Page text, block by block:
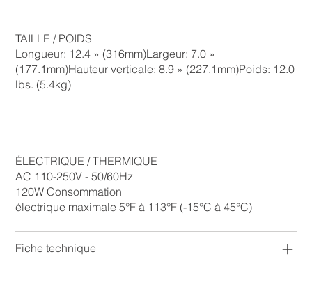
TAILLE / POIDS
Longueur: 12.4 » (316mm)Largeur: 7.0 »
(177.1mm)Hauteur verticale: 8.9 » (227.1mm)Poids: 12.0
lbs. (5.4kg)
ÉLECTRIQUE / THERMIQUE
AC 110-250V - 50/60Hz
120W Consommation
électrique maximale 5°F à 113°F (-15°C à 45°C)
Fiche technique